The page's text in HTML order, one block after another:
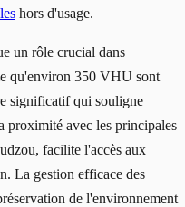
hors d'usage.
un rôle crucial dans
qu'environ 350 VHU sont
significatif qui souligne
proximité avec les principales
facilite l'accès aux
La gestion efficace des
de l'environnement